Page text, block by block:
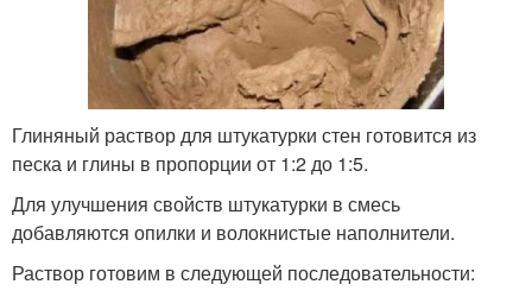
Глиняный раствор для штукатурки стен готовится из
песка и глины в пропорции от 1:2 до 1:5.
Для улучшения свойств штукатурки в смесь
добавляются опилки и волокнистые наполнители.
Раствор готовим в следующей последовательности: